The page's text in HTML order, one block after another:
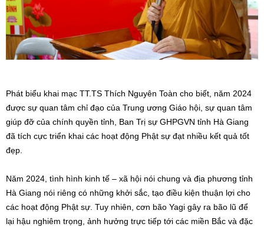
Phát biểu khai mạc TT.TS Thích Nguyên Toàn cho biết, năm 2024
được sự quan tâm chỉ đạo của Trung ương Giáo hội, sự quan tâm
giúp đỡ của chính quyền tỉnh, Ban Trị sự GHPGVN tỉnh Hà Giang
đã tích cực triển khai các hoạt động Phật sự đạt nhiều kết quả tốt
đẹp.
Năm 2024, tình hình kinh tế – xã hội nói chung và địa phương tỉnh
Hà Giang nói riêng có những khởi sắc, tạo điều kiện thuận lợi cho
các hoạt động Phật sự. Tuy nhiên, cơn bão Yagi gây ra bão lũ để
lại hậu nghiêm trọng, ảnh hưởng trực tiếp tới các miền Bắc và đặc